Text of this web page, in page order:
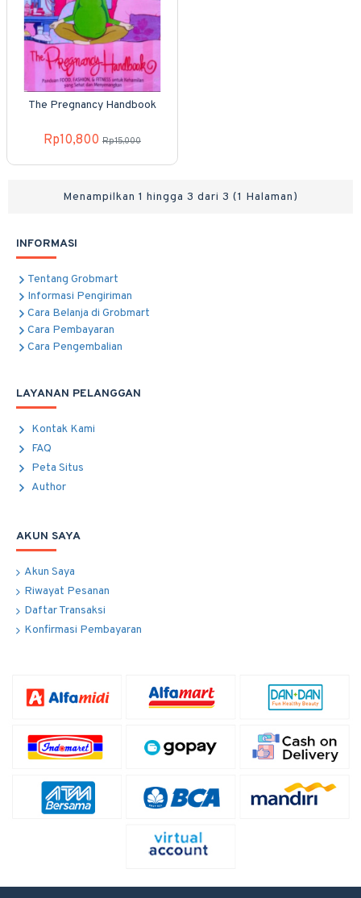
The Pregnancy Handbook
Rp10,800 Rp15,000
Menampilkan 1 hingga 3 dari 3 (1 Halaman)
INFORMASI
Tentang Grobmart
Informasi Pengiriman
Cara Belanja di Grobmart
Cara Pembayaran
Cara Pengembalian
LAYANAN PELANGGAN
Kontak Kami
FAQ
Peta Situs
Author
AKUN SAYA
Akun Saya
Riwayat Pesanan
Daftar Transaksi
Konfirmasi Pembayaran